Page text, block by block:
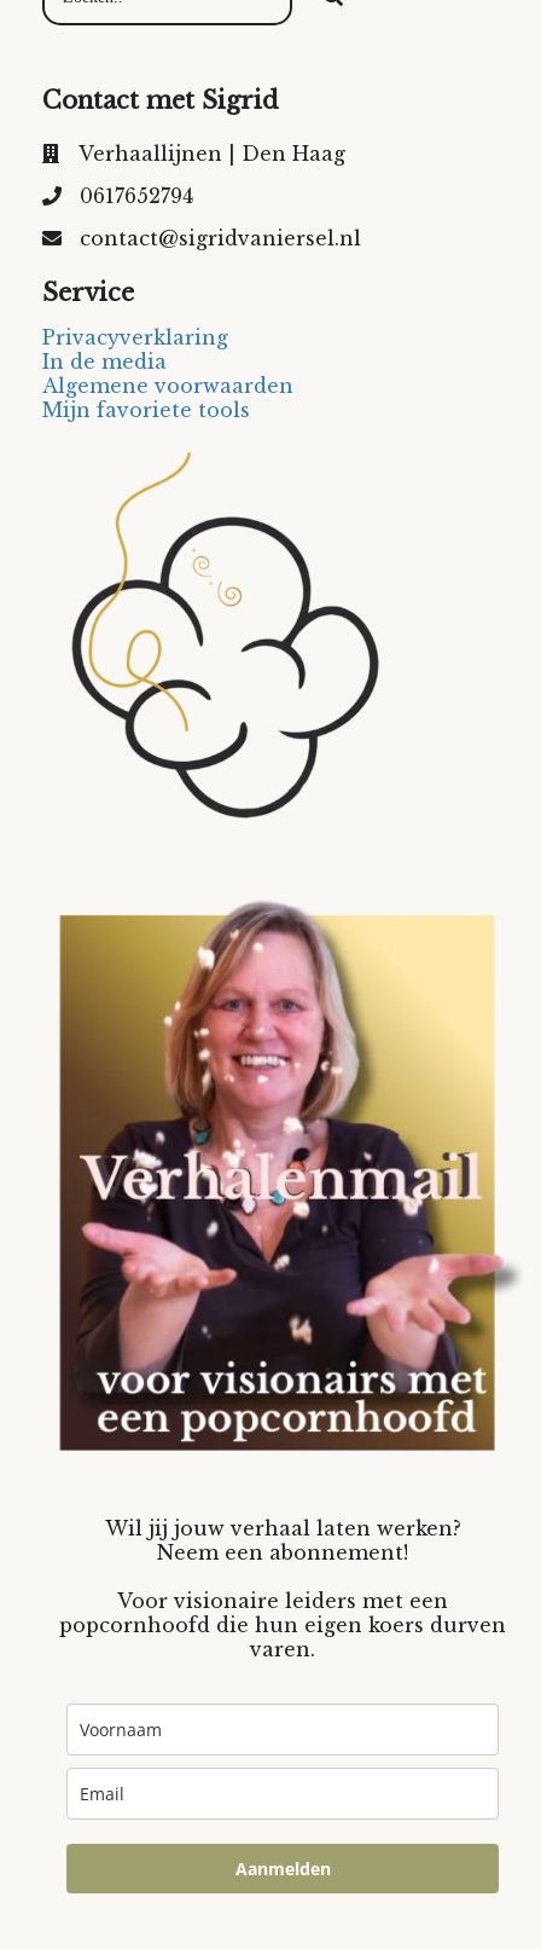
Contact met Sigrid
Verhaallijnen | Den Haag
0617652794
contact@sigridvaniersel.nl
Service
Privacyverklaring
In de media
Algemene voorwaarden
Mijn favoriete tools
Wil jij jouw verhaal laten werken?
Neem een abonnement!
Voor visionaire leiders met een
popcornhoofd die hun eigen koers durven
varen.
Aanmelden